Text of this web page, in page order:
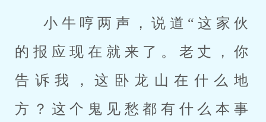
小牛哼两声，说道“这家伙
的报应现在就来了。老丈，你
告诉我，这卧龙山在什么地
方？这个鬼见愁都有什么本事